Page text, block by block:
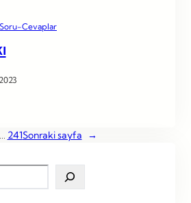
Soru-Cevaplar
… 241Sonraki sayfa →